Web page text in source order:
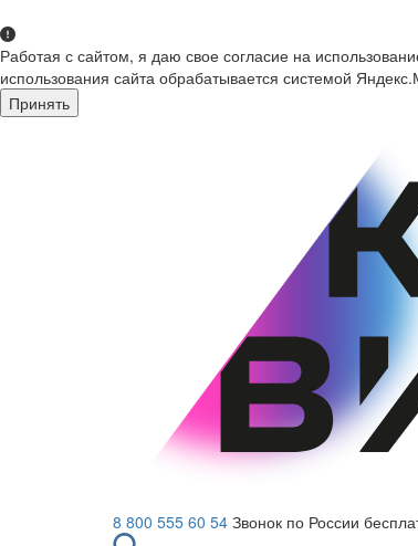
Работая с сайтом, я даю свое согласие на
использования сайта обрабатывается системой
Принять
8 800 555 60 54 Звонок по России